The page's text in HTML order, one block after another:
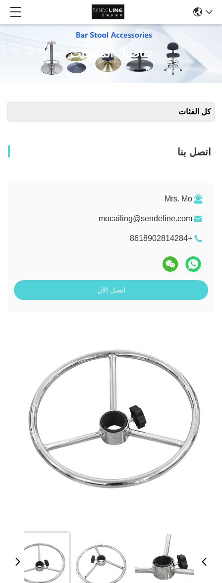
تفاصيل المنتجات
كل الفئات
اتصل بنا
Mrs. Mo
mocailing@sendeline.com
+8618902814284
اتصل الآن